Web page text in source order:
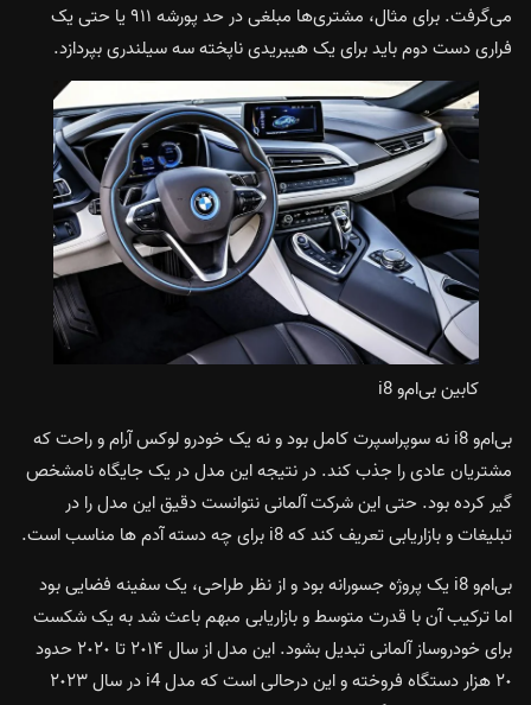
می‌گرفت. برای مثال، مشتری‌ها مبلغی در حد پورشه ٩١١ یا حتی یک
فراری دست دوم باید برای یک هیبریدی ناپخته سه سیلندری بپردازد.
کابین بی‌ام‌و i8
بی‌ام‌و i8 نه سوپراسپرت کامل بود و نه یک خودرو لوکس آرام و راحت که
مشتریان عادی را جذب کند. در نتیجه این مدل در یک جایگاه نامشخص
گیر کرده بود. حتی این شرکت آلمانی نتوانست دقیق این مدل را در
تبلیغات و بازاریابی تعریف کند که i8 برای چه دسته آدم ها مناسب است.
بی‌ام‌و i8 یک پروژه جسورانه بود و از نظر طراحی، یک سفینه فضایی بود
اما ترکیب آن با قدرت متوسط و بازاریابی مبهم باعث شد به یک شکست
برای خودروساز آلمانی تبدیل بشود. این مدل از سال ٢٠١۴ تا ٢٠٢٠ حدود
٢٠ هزار دستگاه فروخته و این درحالی است که مدل i4 در سال ٢٠٢٣